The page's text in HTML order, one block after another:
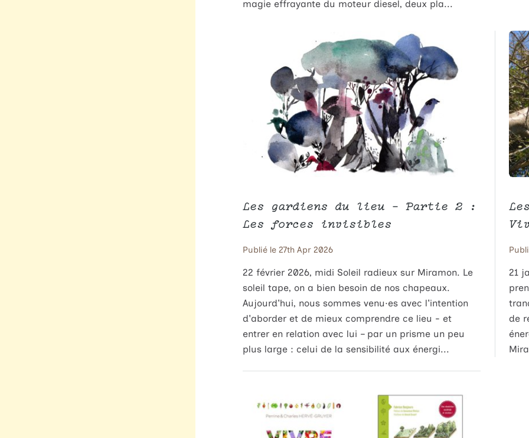
magie effrayante du moteur diesel, deux pla...
Les gardiens du lieu – Partie 2 :
Les forces invisibles
Publié le 27th Apr 2026
22 février 2026, midi Soleil radieux sur Miramon. Le
soleil tape, on a bien besoin de nos chapeaux.
Aujourd'hui, nous sommes venu·es avec l'intention
d'aborder et de mieux comprendre ce lieu - et
entrer en relation avec lui – par un prisme un peu
plus large : celui de la sensibilité aux énergi...
21
de